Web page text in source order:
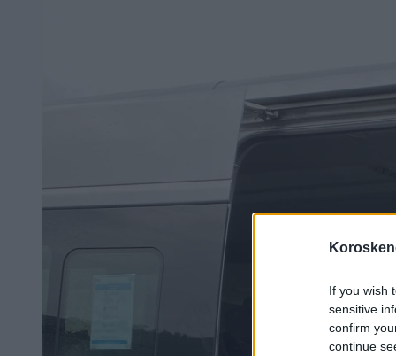
If you wish
sensitive
confirm
continue